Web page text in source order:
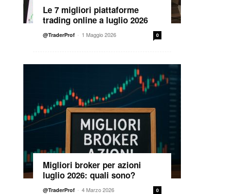
Le 7 migliori piattaforme
trading online a luglio 2026
@TraderProf - 1 Maggio 2026 0
Migliori broker per azioni
luglio 2026: quali sono?
@TraderProf - 4 Marzo 2026 0